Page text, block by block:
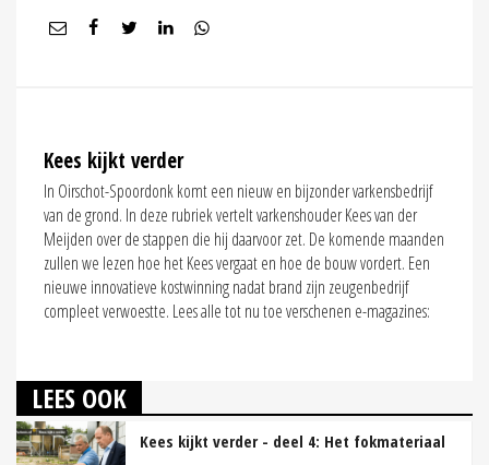
Kees kijkt verder
In Oirschot-Spoordonk komt een nieuw en bijzonder varkensbedrijf
van de grond. In deze rubriek vertelt varkenshouder Kees van der
Meijden over de stappen die hij daarvoor zet. De komende maanden
zullen we lezen hoe het Kees vergaat en hoe de bouw vordert. Een
nieuwe innovatieve kostwinning nadat brand zijn zeugenbedrijf
compleet verwoestte. Lees alle tot nu toe verschenen e-magazines:
LEES OOK
Kees kijkt verder - deel 4: Het fokmateriaal